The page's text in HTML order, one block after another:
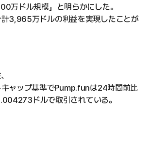
万ドル規模」と明らかにした。
3,965万ドルの利益を実現したことが
ャップ基準でPump.funは24時間前比
ドルで取引されている。